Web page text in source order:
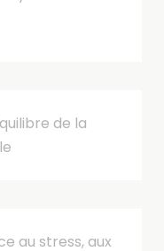
de la
au stress, aux